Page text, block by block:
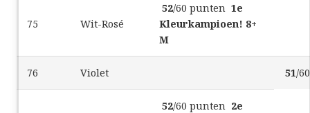
75 Wit-Rosé
52/60 punten 1e
Kleurkampioen! 8+
M
76 Violet 51/
52/60 punten 2e